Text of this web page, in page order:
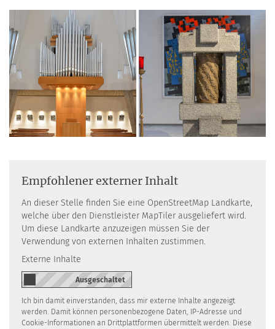
Empfohlener externer Inhalt
An dieser Stelle finden Sie eine OpenStreetMap Landkarte,
welche über den Dienstleister MapTiler ausgeliefert wird.
Um diese Landkarte anzuzeigen müssen Sie der
Verwendung von externen Inhalten zustimmen.
Externe Inhalte
Ich bin damit einverstanden, dass mir externe Inhalte angezeigt
werden. Damit können personenbezogene Daten, IP-Adresse und
Cookie-Informationen an Drittplattformen übermittelt werden. Diese